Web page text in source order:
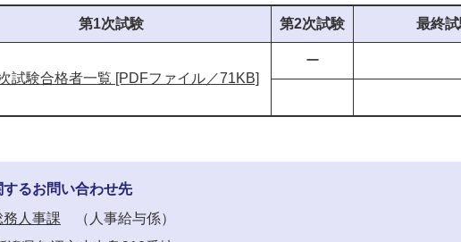
第1次試験 第2次試験 最終
試験合格者一覧 [PDFファイル／71KB]
ー
るお問い合わせ先
務人事課
人事給与係